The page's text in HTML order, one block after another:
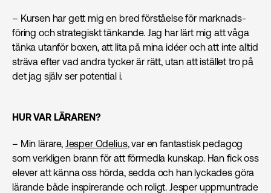
– Kursen har gett mig en bred förståelse för marknads­
föring och strategiskt tänkande. Jag har lärt mig att våga
tänka utanför boxen, att lita på mina idéer och att inte alltid
sträva efter vad andra tycker är rätt, utan att istället tro på
det jag själv ser potential i.
HUR VAR LÄRAREN?
– Min lärare, Jesper Odelius, var en fantastisk pedagog
som verkligen brann för att förmedla kunskap. Han fick oss
elever att känna oss hörda, sedda och han lyckades göra
lärande både inspirerande och roligt. Jesper uppmuntrade